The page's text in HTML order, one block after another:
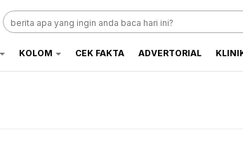
KOLOM CEK FAKTA ADVERTORIAL